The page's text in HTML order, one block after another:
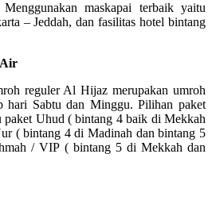
maskapai terbaik yaitu
– Jeddah, dan fasilitas hotel bintang
reguler Al Hijaz merupakan umroh
hari Sabtu dan Minggu. Pilihan paket
Uhud ( bintang 4 baik di Mekkah
( bintang 4 di Madinah dan bintang 5
/ VIP ( bintang 5 di Mekkah dan